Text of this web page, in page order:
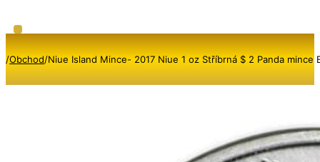
/Obchod/Niue Island Mince- 2017 Niue 1 oz Stříbrná $ 2 Panda mince